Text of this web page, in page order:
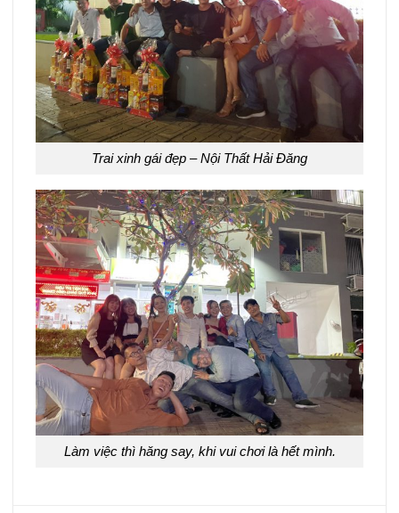
Trai xinh gái đẹp – Nội Thất Hải Đăng
Làm việc thì hăng say, khi vui chơi là hết mình.